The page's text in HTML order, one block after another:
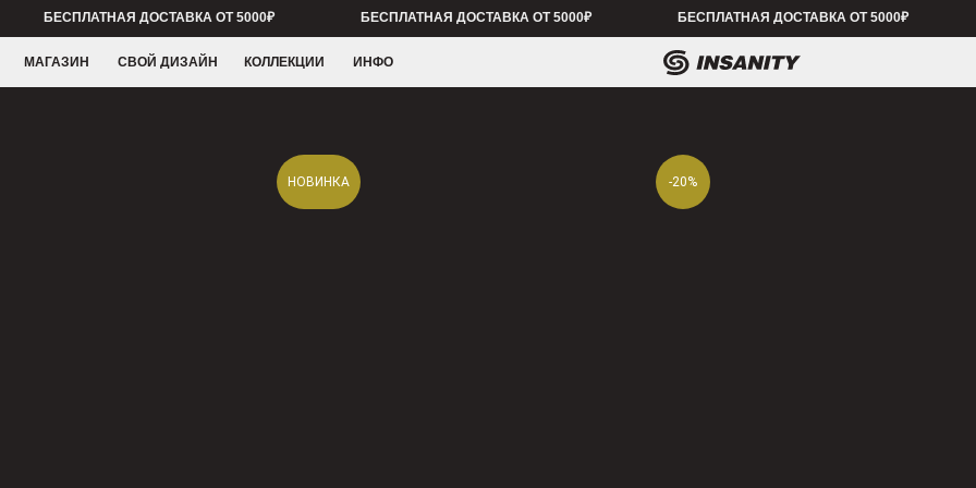
МАГАЗИН
БЕСПЛАТНАЯ ДОСТАВКА ОТ 5000₽
СВОЙ ДИЗАЙН ИНФО
КОЛЛЕКЦИИ
БЕСПЛАТНАЯ ДОСТАВКА ОТ 5000₽ БЕСПЛАТНАЯ ДОСТАВКА ОТ 5000₽ БЕСПЛАТНАЯ
НОВИНКА -20%